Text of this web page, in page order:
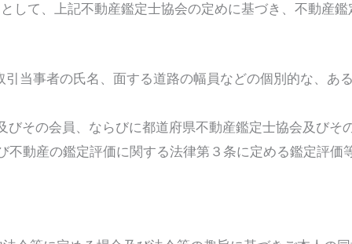
して、上記不動産鑑定士協会の定めに基づき、不動産
当事者の氏名、面する道路の幅員などの個別的な、あ
その会員、ならびに都道府県不動産鑑定士協会及びそ
動産の鑑定評価に関する法律第３条に定める鑑定評価